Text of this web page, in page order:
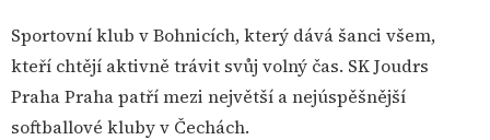
Sportovní klub v Bohnicích, který dává šanci všem,
kteří chtějí aktivně trávit svůj volný čas. SK Joudrs
Praha Praha patří mezi největší a nejúspěšnější
softballové kluby v Čechách.